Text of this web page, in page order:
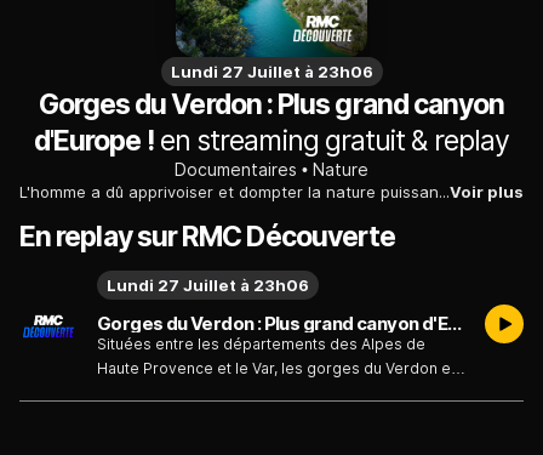
Lundi 27 Juillet à 23h06
Gorges du Verdon : Plus grand canyon
d'Europe !en streaming gratuit & replay
Documentaires Nature
L'homme a dû apprivoiser et dompter la nature puissante et sauvage des gorges du Verdon pour pouvoir bénéficier des qualités exceptionnelles du lieu.Voir plus
En replay sur RMC Découverte
Gorges du Verdon : Plus grand canyon d'Europe ! - Gorges du Verdon : plus grand canyon d'Europe - Émission du lundi 27 juillet
Situées entre les départements des Alpes de
Haute Provence et le Var, les gorges du Verdon est
Lundi 27 Juillet à 23h06